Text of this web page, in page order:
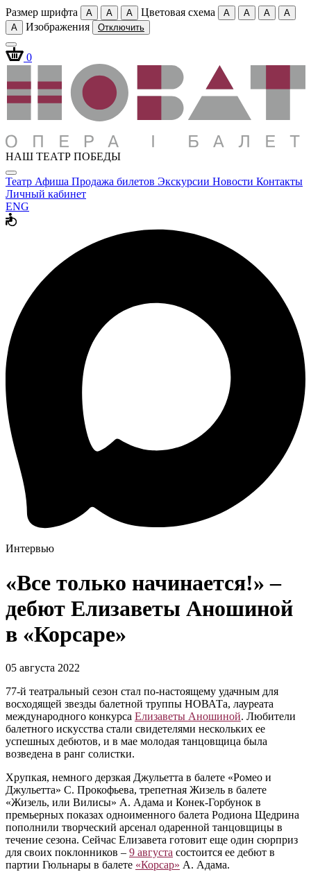
Размер шрифта A A A Цветовая схема A A A
A
A
Изображения Отключить
0
НАШ ТЕАТР ПОБЕДЫ
Театр Афиша Продажа билетов Экскурсии Новости Контакты
Личный кабинет
ENG
Интервью
«Все только начинается!» –
дебют Елизаветы Аношиной
в «Корсаре»
05 августа 2022
77-й театральный сезон стал по-настоящему удачным для
восходящей звезды балетной труппы НОВАТа, лауреата
международного конкурса Елизаветы Аношиной. Любители
балетного искусства стали свидетелями нескольких ее
успешных дебютов, и в мае молодая танцовщица была
возведена в ранг солистки.
Хрупкая, немного дерзкая Джульетта в балете «Ромео и
Джульетта» С. Прокофьева, трепетная Жизель в балете
«Жизель, или Вилисы» А. Адама и Конек-Горбунок в
премьерных показах одноименного балета Родиона Щедрина
пополнили творческий арсенал одаренной танцовщицы в
течение сезона. Сейчас Елизавета готовит еще один сюрприз
для своих поклонников – 9 августа состоится ее дебют в
партии Гюльнары в балете «Корсар» А. Адама.